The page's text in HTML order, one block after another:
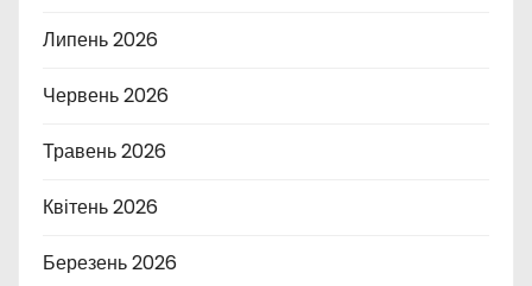
Липень 2026
Червень 2026
Травень 2026
Квітень 2026
Березень 2026